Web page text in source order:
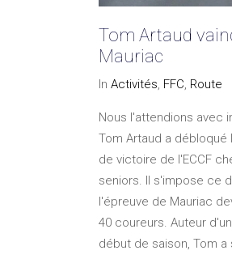
Tom Artaud
Mauriac
In Activités FFC Route
Nous l'attendions avec
Tom Artaud a
de victoire de l'ECCF
seniors. Il s'impose ce
l'épreuve de Mauriac
40 coureurs. Auteur
début de saison, Tom a